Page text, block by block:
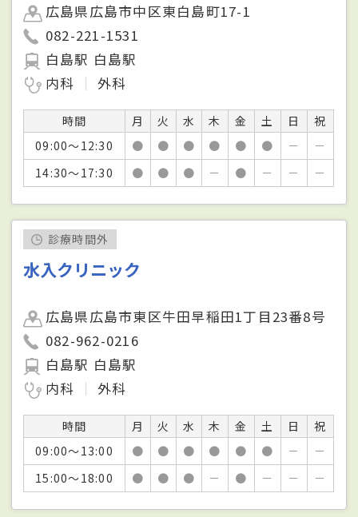
広島県広島市中区東白島町17-1
082-221-1531
白島駅 白島駅
内科
外科
時間 月 火 水 木 金 土 日
祝
09:00～12:30
● ● ● ● ● ● －
－
14:30～17:30
● ● ● － ● － － －
診療時間外
水入クリニック
広島県広島市東区牛田早稲田1丁目23番8号
082-962-0216
白島駅 白島駅
内科
外科
時間 月 火 水 木 金 土 日
祝
09:00～13:00
● ● ● ● ● ● －
－
15:00～18:00
● ● ● － ● － － －